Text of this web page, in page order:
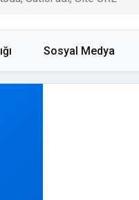
Sosyal Medya